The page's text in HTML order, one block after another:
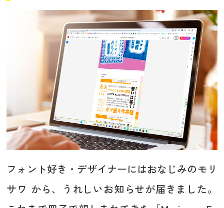
フォント好き・デザイナーにはおなじみのモリ
サワ から、うれしいお知らせが届きました。